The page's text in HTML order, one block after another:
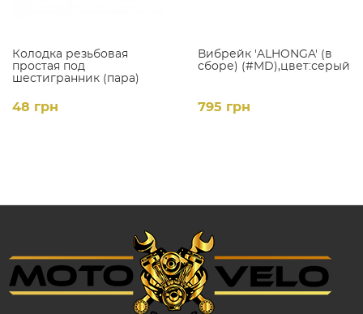
Колодка резьбовая
простая под
шестигранник (пара)
48 грн
Вибрейк 'ALHONGA' (в
сборе) (#MD),цвет:серый
795 грн